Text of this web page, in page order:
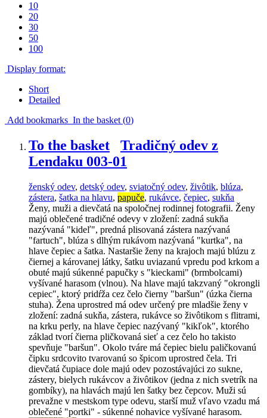
10
20
30
50
100
Display format:
Short
Detailed
Add bookmarks In the basket (0)
To the basket
Tradičný odev z
Lendaku 003-01
ženský odev, detský odev, sviatočný odev, živôtik, blúza,
zástera, šatka na hlavu, papuče, rukávce, čepiec, sukňa
Ženy, muži a dievčatá na spoločnej rodinnej fotografii. Ženy
majú oblečené tradičné odevy v zložení: zadná sukňa
nazývaná "kideľ", predná plisovaná zástera nazývaná
"fartuch", blúza s dlhým rukávom nazývaná "kurtka", na
hlave čepiec a šatka. Nastaršie ženy na krajoch majú blúzu z
čiernej a károvanej látky, šatku uviazanú vpredu pod krkom a
obuté majú súkenné papučky s "kieckami" (brmbolcami)
vyšívané harasom (vlnou). Na hlave majú takzvaný "okrongli
cepiec", ktorý pridŕža cez čelo čierny "baršun" (úzka čierna
stuha). Žena uprostred má odev určený pre mladšie ženy v
zložení: zadná sukňa, zástera, rukávce so živôtikom s flitrami,
na krku perly, na hlave čepiec nazývaný "kikľok", ktorého
základ tvorí čierna pličkovaná sieť a cez čelo ho takisto
spevňuje "baršun". Okolo tváre má čepiec bielu paličkovanú
čipku srdcovito tvarovanú so špicom uprostred čela. Tri
dievčatá čupiace dole majú odev pozostávajúci zo sukne,
zástery, bielych rukávcov a živôtikov (jedna z nich svetrík na
gombíky), na hlavách majú len šatky bez čepcov. Muži sú
prevažne v mestskom type odevu, starší muž vľavo vzadu má
oblečené "portki" - súkenné nohavice vyšívané harasom.